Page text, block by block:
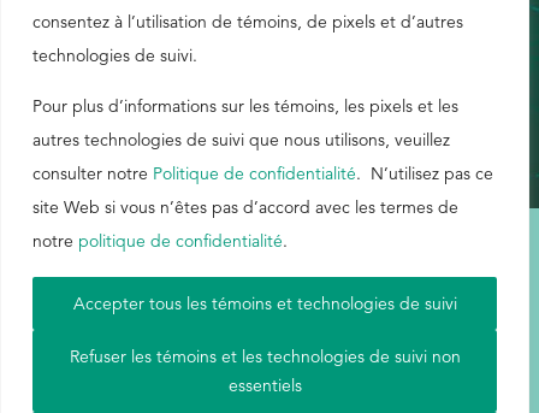
consentez à l’utilisation de témoins, de pixels et d’autres
technologies de suivi.
Pour plus d’informations sur les témoins, les pixels et les
autres technologies de suivi que nous utilisons, veuillez
consulter notre Politique de confidentialité. N’utilisez pas ce
site Web si vous n’êtes pas d’accord avec les termes de
notre politique de confidentialité.
Refuser les témoins et les technologies de suivi non
essentiels
Accepter tous les témoins et technologies de suivi
Carrières
Ackumen
English
Conditions d'utilisation | Carte du site | Politique de confidentialité